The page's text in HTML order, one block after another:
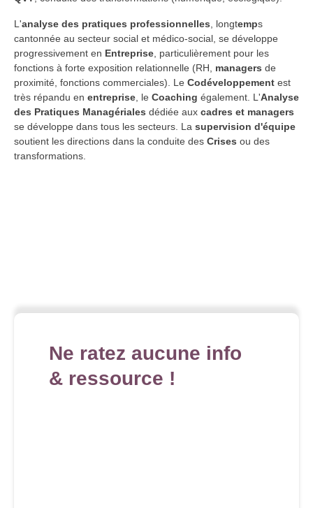
L'analyse des pratiques professionnelles, longtemps
cantonnée au secteur social et médico-social, se développe
progressivement en Entreprise, particulièrement pour les
fonctions à forte exposition relationnelle (RH, managers de
proximité, fonctions commerciales). Le Codéveloppement est
très répandu en entreprise, le Coaching également. L'Analyse
des Pratiques Managériales dédiée aux cadres et managers
se développe dans tous les secteurs. La supervision d'équipe
soutient les directions dans la conduite des Crises ou des
transformations.
Ne ratez aucune info
& ressource !